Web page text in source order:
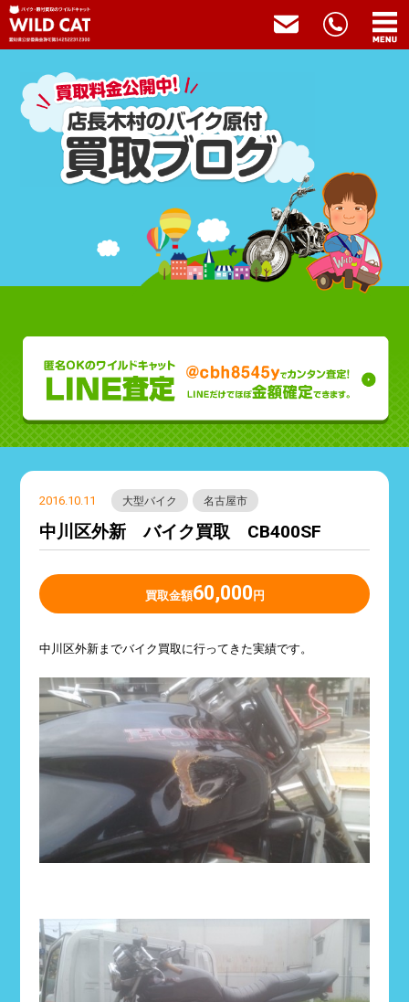
2016.10.11 大型バイク 名古屋市
中川区外新 バイク買取 CB400SF
買取金額60,000 円
中川区外新までバイク買取に行ってきた実績です。